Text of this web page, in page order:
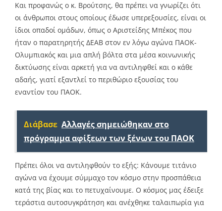
Και προφανώς ο κ. Βρούτσης, θα πρέπει να γνωρίζει ότι
οι άνθρωποι στους οποίους έδωσε υπερεξουσίες, είναι οι
ίδιοι οπαδοί ομάδων, όπως ο Αριστείδης Μπέκος που
ήταν ο παρατηρητής ΔΕΑΒ στον εν λόγω αγώνα ΠΑΟΚ-
Ολυμπιακός και μια απλή βόλτα στα μέσα κοινωνικής
δικτύωσης είναι αρκετή για να αντιληφθεί και ο κάθε
αδαής, γιατί εξαντλεί το περιθώριο εξουσίας του
εναντίον του ΠΑΟΚ.
Διάβασε Αλλαγές σημειώθηκαν στο
πρόγραμμα αφίξεων των ξένων του ΠΑΟΚ
Πρέπει όλοι να αντιληφθούν το εξής: Κάνουμε τιτάνιο
αγώνα να έχουμε σύμμαχο τον κόσμο στην προσπάθεια
κατά της βίας και το πετυχαίνουμε. Ο κόσμος μας έδειξε
τεράστια αυτοσυγκράτηση και ανέχθηκε ταλαιπωρία για